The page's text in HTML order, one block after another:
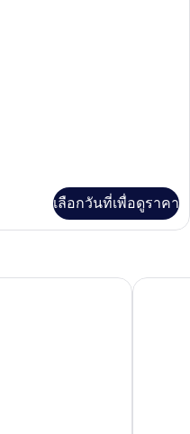
เลือกวันที่เพื่อดูราคา
โรงแรม